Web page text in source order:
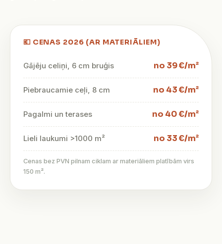
💶 CENAS 2026 (AR MATERIĀLIEM)
Gājēju celiņi, 6 cm bruģis no 39 €/m²
Piebraucamie ceļi, 8 cm no 43 €/m²
Pagalmi un terases no 40 €/m²
Lieli laukumi >1000 m² no 33 €/m²
Cenas bez PVN pilnam ciklam ar materiāliem platībām virs
150 m².